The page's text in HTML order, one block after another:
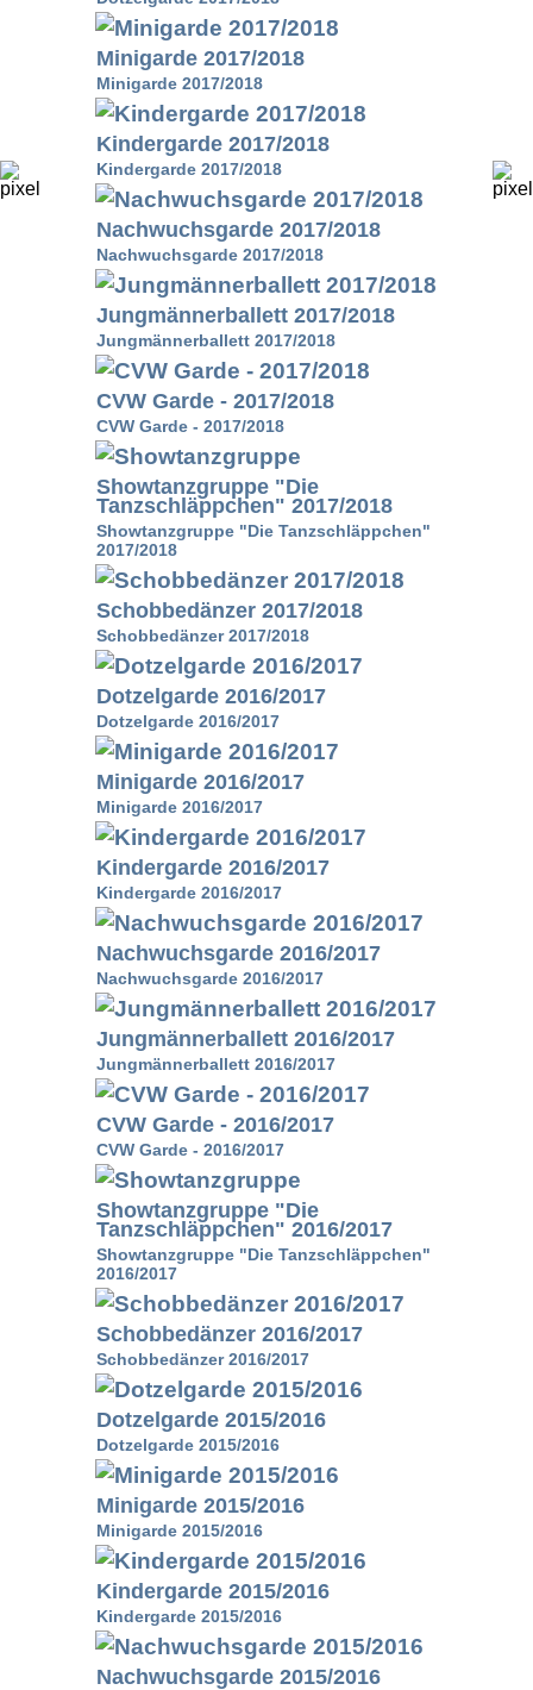
Minigarde 2017/2018
Minigarde 2017/2018
Kindergarde 2017/2018
Kindergarde 2017/2018
Nachwuchsgarde 2017/2018
Nachwuchsgarde 2017/2018
Jungmännerballett 2017/2018
Jungmännerballett 2017/2018
CVW Garde - 2017/2018
CVW Garde - 2017/2018
Showtanzgruppe "Die
Tanzschläppchen" 2017/2018
Showtanzgruppe "Die Tanzschläppchen"
2017/2018
Schobbedänzer 2017/2018
Schobbedänzer 2017/2018
Dotzelgarde 2016/2017
Dotzelgarde 2016/2017
Minigarde 2016/2017
Minigarde 2016/2017
Kindergarde 2016/2017
Kindergarde 2016/2017
Nachwuchsgarde 2016/2017
Nachwuchsgarde 2016/2017
Jungmännerballett 2016/2017
Jungmännerballett 2016/2017
CVW Garde - 2016/2017
CVW Garde - 2016/2017
Showtanzgruppe "Die
Tanzschläppchen" 2016/2017
Showtanzgruppe "Die Tanzschläppchen"
2016/2017
Schobbedänzer 2016/2017
Schobbedänzer 2016/2017
Dotzelgarde 2015/2016
Dotzelgarde 2015/2016
Minigarde 2015/2016
Minigarde 2015/2016
Kindergarde 2015/2016
Kindergarde 2015/2016
Nachwuchsgarde 2015/2016